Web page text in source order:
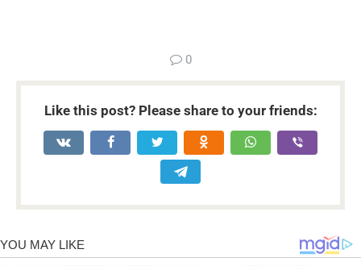
0
Like this post? Please share to your friends: